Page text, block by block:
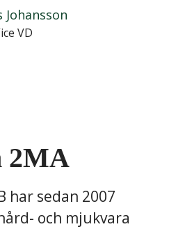
Johansson
VD
2MA
har sedan 2007
och mjukvara